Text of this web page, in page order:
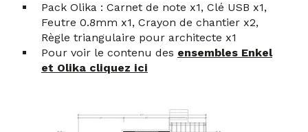
Pack Olika : Carnet de note x1, Clé USB x1,
Feutre 0.8mm x1, Crayon de chantier x2,
Règle triangulaire pour architecte x1
Pour voir le contenu des ensembles Enkel
et Olika cliquez ici